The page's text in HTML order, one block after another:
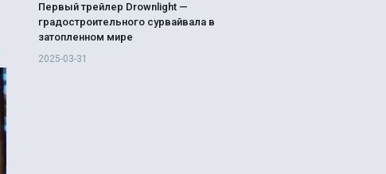
Первый трейлер Drownlight —
градостроительного сурвайвала в
затопленном мире
2025-03-31